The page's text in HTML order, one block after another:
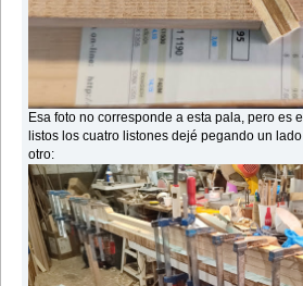
Esa foto no corresponde a esta pala, pero es
listos los cuatro listones dejé pegando un
otro: